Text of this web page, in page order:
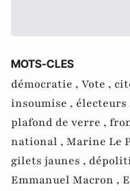
MOTS-CLES
démocratie , Vote ,
insoumise , électeurs
plafond de verre ,
national , Marine Le
gilets jaunes ,
Emmanuel Macron ,